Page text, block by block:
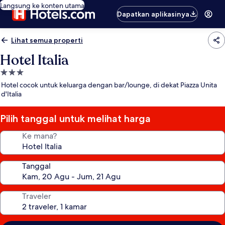
Langsung ke konten utama
Dapatkan aplikasinya
Lihat semua properti
Hotel Italia
Properti
bintang
3.0
Hotel cocok untuk keluarga dengan bar/lounge, di dekat Piazza Unita
d'Italia
Pilih tanggal untuk melihat harga
Ke mana?
Tanggal
Traveler